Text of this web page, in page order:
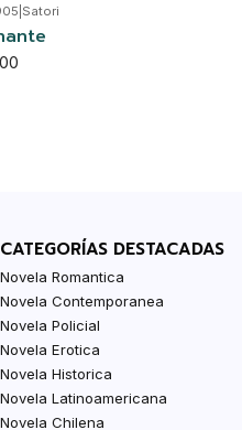
Satori
CATEGORÍAS DESTACADAS
Novela Romantica
Novela Contemporanea
Novela Policial
Novela Erotica
Novela Historica
Novela Latinoamericana
Novela Chilena